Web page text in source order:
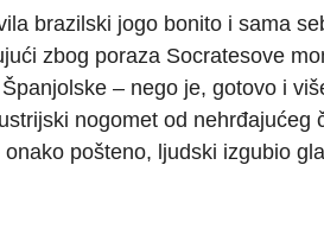
brazilski jogo bonito i sama
zbog poraza Socratesove
– nego je, gotovo i
nogomet od nehrđajućeg
pošteno, ljudski izgubio